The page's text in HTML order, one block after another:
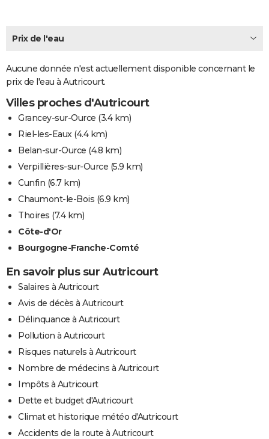
GUIDES D'ACHAT
BONS PLANS
CARTE DE VOEUX
Carte de Noël
Carte Bonne année
Carte Saint-Valentin
Carte Pâques
Carte d'anniversaire
DICTIONNAIRE
Dictionnaire
Biographies
Citations
Expressions
Proverbes
PROGRAMME TV
S'inscrire
Se connecter
Lycées
Collèges
Primaires
Universités
Entreprises
Service militaire
Avis de recherche
AVIS DE DÉCÈS
Bricolage
Lifestyle
Culture
Sport
Auto
Television
Voyage
Cinema
Prix de l'eau
Aucune donnée n'est actuellement disponible concernant le
prix de l'eau à Autricourt.
Villes proches d'Autricourt
Grancey-sur-Ource (3.4 km)
Riel-les-Eaux(4.4 km)
Belan-sur-Ource (4.8 km)
Verpillières-sur-Ource (5.9 km)
Cunfin (6.7 km)
Chaumont-le-Bois (6.9 km)
Thoires (7.4 km)
Côte-d'Or
Bourgogne-Franche-Comté
En savoir plus sur Autricourt
Salaires à Autricourt
Avis de décès à Autricourt
Délinquance à Autricourt
Pollution à Autricourt
Risques naturels à Autricourt
Nombre de médecins à Autricourt
Impôts à Autricourt
Dette et budget d'Autricourt
Climat et historique météo d'Autricourt
Accidents de la route à Autricourt